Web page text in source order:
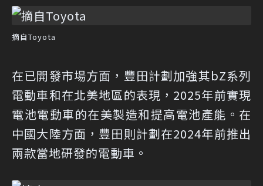
摘自Toyota
在已開發市場方面，豐田計劃加強其bZ系列
電動車和在北美地區的表現，2025年前實現
電池電動車的在美製造和提高電池產能。在
中國大陸方面，豐田則計劃在2024年前推出
兩款當地研發的電動車。